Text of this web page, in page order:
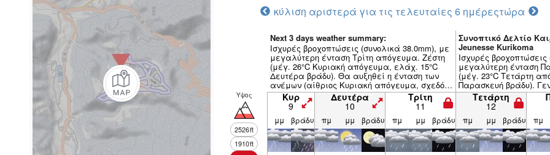
κύλιση αριστερά για τις τελευταίες 6 ημέρεςτώρα
Next 3 days weather summary:
Ισχυρές βροχοπτώσεις (συνολικά 38.0mm), με
μεγαλύτερη ένταση Τρίτη απόγευμα. Ζέστη
(μέγ. 26°C Κυριακή απόγευμα, ελάχ. 15°C
Δευτέρα βράδυ). Θα αυξηθεί η ένταση των
ανέμων (αίθριος Κυριακή απόγευμα, σχεδόν
θυελλώδεις ΑΝΑ από Τρίτη βράδυ).
Συνοπτικό Δελτίο
Jeunesse Kurikoma
Ισχυρές
μεγαλύτερη ένταση
(μέγ. 23°C Τετάρτη
Παρασκευή βράδυ).
Υψος
2526ft
1910ft
Κυρ
9
Δευτέρα
10
Τρίτη
11
Τετάρτη
12
μμ βράδυ πμ μμ βράδυ πμ μμ βράδυ πμ μμ βράδυ πμ